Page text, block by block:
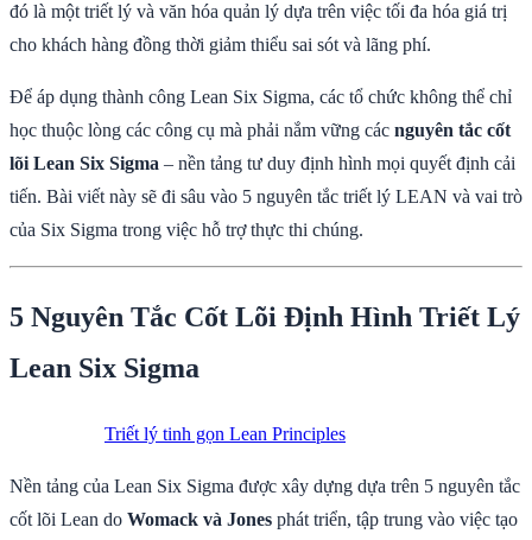
đó là một triết lý và văn hóa quản lý dựa trên việc tối đa hóa giá trị
cho khách hàng đồng thời giảm thiểu sai sót và lãng phí.
Để áp dụng thành công Lean Six Sigma, các tổ chức không thể chỉ
học thuộc lòng các công cụ mà phải nắm vững các nguyên tắc cốt
lõi Lean Six Sigma – nền tảng tư duy định hình mọi quyết định cải
tiến. Bài viết này sẽ đi sâu vào 5 nguyên tắc triết lý LEAN và vai trò
của Six Sigma trong việc hỗ trợ thực thi chúng.
5 Nguyên Tắc Cốt Lõi Định Hình Triết Lý
Lean Six Sigma
Triết lý tinh gọn Lean Principles
Nền tảng của Lean Six Sigma được xây dựng dựa trên 5 nguyên tắc
cốt lõi Lean do Womack và Jones phát triển, tập trung vào việc tạo